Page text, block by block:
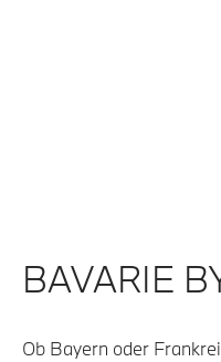
BAVARIE
Ob Bayern oder